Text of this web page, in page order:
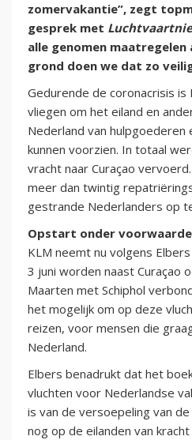
zomervakantie”, zegt
gesprek met
alle genomen maatregelen
grond doen we dat zo
Gedurende de coronacrisis is
vliegen om het eiland en
Nederland van hulpgoederen
kunnen voorzien. In totaal
vracht naar Curaçao
meer dan twintig
gestrande Nederlanders op
Opstart onder
KLM neemt nu volgens
3 juni worden naast Curaçao
Maarten met Schiphol
het mogelijk om op deze
reizen, voor mensen die
Nederland.
Elbers benadrukt dat het
vluchten voor Nederlandse
is van de versoepeling van
nog op de eilanden van